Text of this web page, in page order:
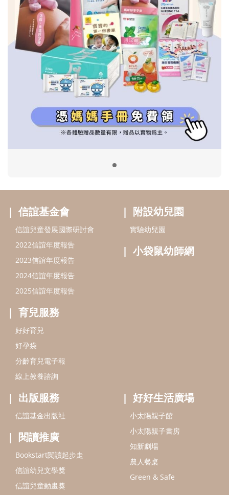
信誼基金會
2022信誼年度報告
2023信誼年度報告
2024信誼年度報告
好孕袋
分齡育兒電子報
線上教養諮詢
附設幼兒園
小袋鼠幼師網
出版服務
信誼基金出版社
閱讀推廣
Bookstart閱讀起步走
信誼幼兒文學獎
信誼兒童動畫獎
小袋鼠說故事劇團
service@hsin-yi.org.tw
信誼好好育兒
小太陽親子書房
(02)2396-5305轉2345 (週一～週五 9:00～18:00)
認識信誼 合作洽談 智慧財產權聲明
本網站建議使用IE9(含以上)或 Google Chrome 版本瀏覽器
信誼基金會/上誼文化實業股份有限公司 版權所有 ©